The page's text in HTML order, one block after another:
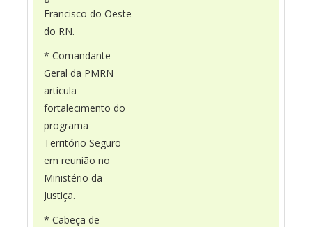
Francisco do Oeste
do RN.
* Comandante-
Geral da PMRN
articula
fortalecimento do
programa
Território Seguro
em reunião no
Ministério da
Justiça.
* Cabeça de